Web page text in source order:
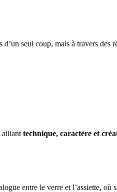
seul coup, mais à travers des
alliant technique, caractère et
entre le verre et l’assiette, où